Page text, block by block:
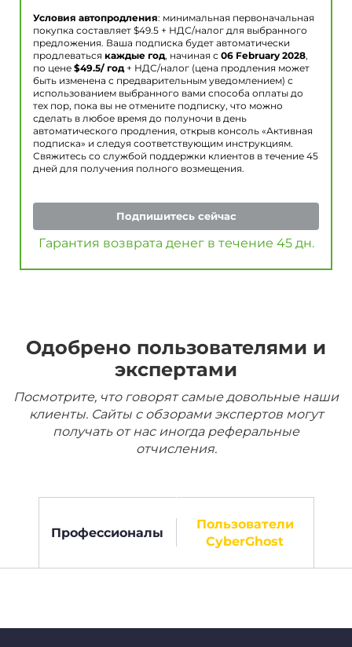
Условия автопродления: минимальная первоначальная
покупка составляет $49.5 + НДС/налог для выбранного
предложения. Ваша подписка будет автоматически
продлеваться каждые год, начиная с 06 February 2028,
по цене $49.5/ год+ НДС/налог (цена продления может
быть изменена с предварительным уведомлением) с
использованием выбранного вами способа оплаты до
тех пор, пока вы не отмените подписку, что можно
сделать в любое время до полуночи в день
автоматического продления, открыв консоль «Активная
подписка» и следуя соответствующим инструкциям.
Свяжитесь со службой поддержки клиентов в течение 45
дней для получения полного возмещения.
Подпишитесь сейчас
Гарантия возврата денег в течение 45 дн.
Одобрено пользователями и
экспертами
Посмотрите, что говорят самые довольные наши
клиенты. Сайты с обзорами экспертов могут
получать от нас иногда реферальные
отчисления.
Профессионалы
Пользователи
CyberGhost